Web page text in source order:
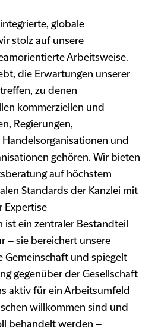
globale
stolz auf unsere
Arbeitsweise.
die Erwartungen unserer
zu denen
kommerziellen und
Regierungen,
und
gehören. Wir bieten
auf höchstem
Standards der Kanzlei mit
Expertise
ein zentraler Bestandteil
– sie bereichert unsere
Gemeinschaft und spiegelt
gegenüber der Gesellschaft
aktiv für ein Arbeitsumfeld
willkommen sind und
behandelt werden –